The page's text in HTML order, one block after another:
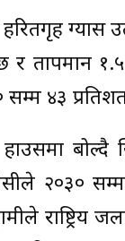
ग्यास
तापमान १.५
सम्म ४३
२०३०
राष्ट्रिय